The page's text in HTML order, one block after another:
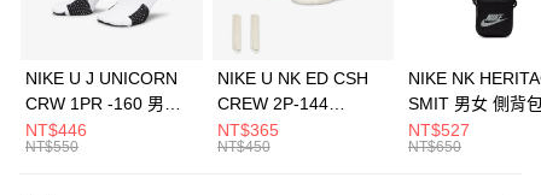
上海商業儲蓄銀行
元大商業銀行
Apple Pay
全盈+PAY
AFTEE先享後付
NIKE U J UNICORN
CRW 1PR -160 男女
中統襪 FZ3393100
NT$446
NT$550
NIKE U NK ED CSH
CREW 2P-144
EMBRDY 男女 短統襪
FZ3073133
NT$365
NT$450
NIKE NK
SMIT 男女 側背
BA5871010
NT$527
NT$650